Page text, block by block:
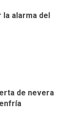
alarma del
de nevera